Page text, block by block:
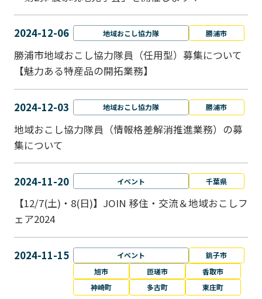
2024-12-06 地域おこし協力隊 勝浦市
勝浦市地域おこし協力隊員（任用型）募集について
【魅力ある特産品の開拓業務】
2024-12-03 地域おこし協力隊 勝浦市
地域おこし協力隊員（情報格差解消推進業務）の募
集について
2024-11-20 イベント 千葉県
【12/7(土)・8(日)】JOIN 移住・交流＆地域おこしフ
ェア2024
2024-11-15 イベント
銚子市
旭市
匝瑳市
香取市
神崎町
多古町 東庄町